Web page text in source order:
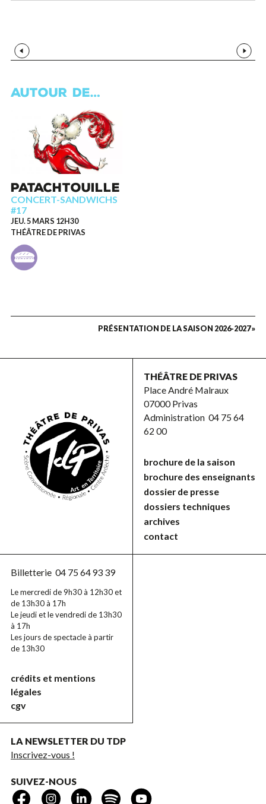
Médias précédents
AUTOUR DE…
PATACHTOUILLE
CONCERT-SANDWICHS
#17
JEU. 5 MARS 12H30
THÉÂTRE DE PRIVAS
PRÉSENTATION DE LA SAISON 2026-2027 »
THÉÂTRE DE PRIVAS
Place André Malraux
07000 Privas
Administration 04 75 64
62 00
brochure de la saison
brochure des enseignants
dossier de presse
dossiers techniques
archives
contact
Billetterie 04 75 64 93 39
Le mercredi de 9h30 à 12h30 et
de 13h30 à 17h
Le jeudi et le vendredi de 13h30
à 17h
Les jours de spectacle à partir
de 13h30
crédits et mentions
légales
cgv
LA NEWSLETTER DU TDP
Inscrivez-vous !
SUIVEZ-NOUS